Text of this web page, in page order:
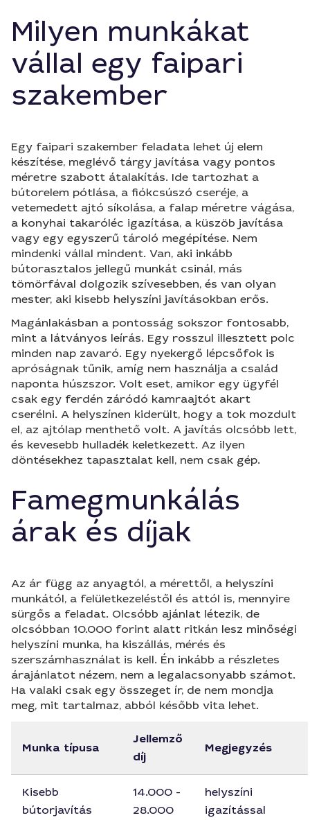
Milyen munkákat
vállal egy faipari
szakember
Egy faipari szakember feladata lehet új elem
készítése, meglévő tárgy javítása vagy pontos
méretre szabott átalakítás. Ide tartozhat a
bútorelem pótlása, a fiókcsúszó cseréje, a
vetemedett ajtó síkolása, a falap méretre vágása,
a konyhai takaróléc igazítása, a küszöb javítása
vagy egy egyszerű tároló megépítése. Nem
mindenki vállal mindent. Van, aki inkább
bútorasztalos jellegű munkát csinál, más
tömörfával dolgozik szívesebben, és van olyan
mester, aki kisebb helyszíni javításokban erős.
Magánlakásban a pontosság sokszor fontosabb,
mint a látványos leírás. Egy rosszul illesztett polc
minden nap zavaró. Egy nyekergő lépcsőfok is
apróságnak tűnik, amíg nem használja a család
naponta húszszor. Volt eset, amikor egy ügyfél
csak egy ferdén záródó kamraajtót akart
cserélni. A helyszínen kiderült, hogy a tok mozdult
el, az ajtólap menthető volt. A javítás olcsóbb lett,
és kevesebb hulladék keletkezett. Az ilyen
döntésekhez tapasztalat kell, nem csak gép.
Famegmunkálás
árak és díjak
Az ár függ az anyagtól, a mérettől, a helyszíni
munkától, a felületkezeléstől és attól is, mennyire
sürgős a feladat. Olcsóbb ajánlat létezik, de
olcsóbban 10.000 forint alatt ritkán lesz minőségi
helyszíni munka, ha kiszállás, mérés és
szerszámhasználat is kell. Én inkább a részletes
árajánlatot nézem, nem a legalacsonyabb számot.
Ha valaki csak egy összeget ír, de nem mondja
meg, mit tartalmaz, abból később vita lehet.
Munka típusa
Jellemző
díj
Megjegyzés
Kisebb
bútorjavítás
14.000 -
28.000
helyszíni
igazítással